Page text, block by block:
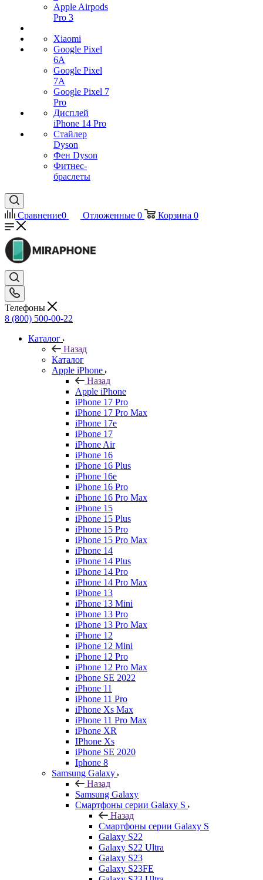
Apple Airpods
Pro 3
Xiaomi
Google Pixel
6A
Google Pixel
7А
Google Pixel 7
Pro
Дисплей
iPhone 14 Pro
Стайлер
Dyson
Фен Dyson
Фитнес-
браслеты
Сравнение0 Отложенные 0 Корзина 0
Телефоны
8 (800) 500-00-22
Каталог
Назад
Каталог
Apple iPhone
Назад
Apple iPhone
iPhone 17 Pro
iPhone 17 Pro Max
iPhone 17e
iPhone 17
iPhone Air
iPhone 16
iPhone 16 Plus
iPhone 16e
iPhone 16 Pro
iPhone 16 Pro Max
iPhone 15
iPhone 15 Plus
iPhone 15 Pro
iPhone 15 Pro Max
iPhone 14
iPhone 14 Plus
iPhone 14 Pro
iPhone 14 Pro Max
iPhone 13
iPhone 13 Mini
iPhone 13 Pro
iPhone 13 Pro Max
iPhone 12
iPhone 12 Mini
iPhone 12 Pro
iPhone 12 Pro Max
iPhone SE 2022
iPhone 11
iPhone 11 Pro
iPhone Xs Max
iPhone 11 Pro Max
iPhone XR
IPhone Xs
iPhone SE 2020
Iphone 8
Samsung Galaxy
Назад
Samsung Galaxy
Смартфоны серии Galaxy S
Назад
Смартфоны серии Galaxy S
Galaxy S22
Galaxy S22 Ultra
Galaxy S23
Galaxy S23FE